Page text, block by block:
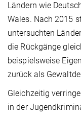
Ländern wie
Wales. Nach 2015
untersuchten
die Rückgänge
beispielsweise
zurück als
Gleichzeitig
in der